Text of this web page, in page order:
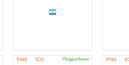
PNG ICO Подробнее PNG